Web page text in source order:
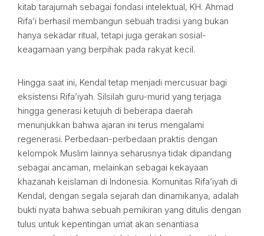
kitab tarajumah sebagai fondasi intelektual, KH. Ahmad
Rifa’i berhasil membangun sebuah tradisi yang bukan
hanya sekadar ritual, tetapi juga gerakan sosial-
keagamaan yang berpihak pada rakyat kecil.
Hingga saat ini, Kendal tetap menjadi mercusuar bagi
eksistensi Rifa’iyah. Silsilah guru-murid yang terjaga
hingga generasi ketujuh di beberapa daerah
menunjukkan bahwa ajaran ini terus mengalami
regenerasi. Perbedaan-perbedaan praktis dengan
kelompok Muslim lainnya seharusnya tidak dipandang
sebagai ancaman, melainkan sebagai kekayaan
khazanah keislaman di Indonesia. Komunitas Rifa’iyah di
Kendal, dengan segala sejarah dan dinamikanya, adalah
bukti nyata bahwa sebuah pemikiran yang ditulis dengan
tulus untuk kepentingan umat akan senantiasa